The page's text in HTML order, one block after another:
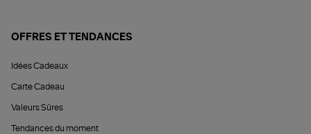
OFFRES ET TENDANCES
Idées Cadeaux
Carte Cadeau
Valeurs Sûres
Tendances du moment